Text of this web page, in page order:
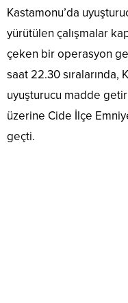
Kastamonu’da
yürütülen çalışmalar
çeken bir operasyon
saat 22.30 sıralarında,
uyuşturucu madde
üzerine Cide İlçe
geçti.